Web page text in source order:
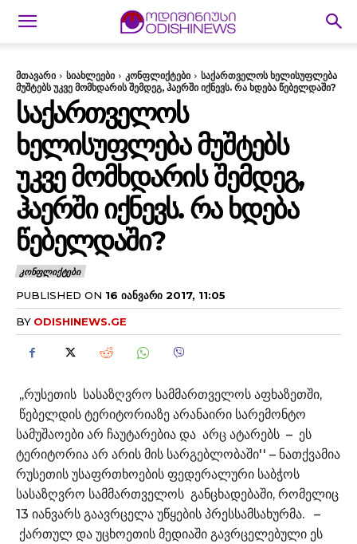
მთავარი სიახლეები კონფლიქტები
საქართველოს ხელისუფლება
მუშტებს უკვე მომხდარის შემდეგ, ჰაერში იქნევს. რა ხდება წებელდაში?
ᲡᲐᲥᲐᲠᲗᲕᲔᲚᲝᲡ
ᲮᲔᲚᲘᲡᲣᲤᲚᲔᲑᲐ ᲛᲣᲨᲢᲔᲑᲡ
ᲣᲙᲕᲔ ᲛᲝᲛᲮᲓᲐᲠᲘᲡ ᲨᲔᲛᲓᲔᲒ,
ᲰᲐᲔᲠᲨᲘ ᲘᲥᲜᲔᲕᲡ. ᲠᲐ ᲮᲓᲔᲑᲐ
ᲬᲔᲑᲔᲚᲓᲐᲨᲘ?
ᲙᲝᲜᲤᲚᲘᲥᲢᲔᲑᲘ
PUBLISHED ON 16 ᲘᲐᲜᲕᲐᲠᲘ 2017, 11:05
BY ODISHINEWS.GE
,,რუსეთის სასაზღვრო სამმართველოს აფხაზეთში,
წებელდის ტერიტორიაზე არანაირი სარემონტო
სამუშაოები არ ჩაუტარებია და არც ატარებს – ეს
ტერიტორია არ არის მის სარგებლობაში'' – ნათქვამია
რუსეთის უსაფრთხოების ფედერალური საბჭოს
სასაზღვრო სამმართველოს განცხადებაში, რომელიც
13 იანვარს გაავრცელა უწყების პრესსამსახურმა. –
ქართულ და უცხოეთის მედიაში გავრცელებული ეს